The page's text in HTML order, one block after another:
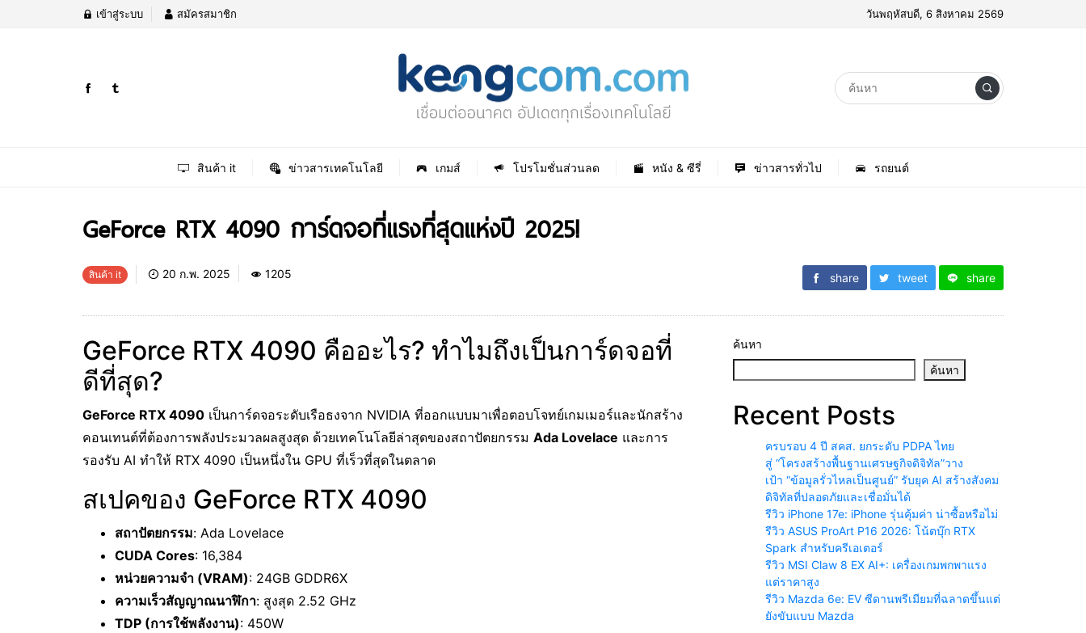
เข้าสู่ระบบ สมัครสมาชิก วันพฤหัสบดี, 6 สิงหาคม 2569
สินค้า it ข่าวสารเทคโนโลยี เกมส์ โปรโมชั่นส่วนลด หนัง & ซีรี่ ข่าวสารทั่วไป รถยนต์
GeForce RTX 4090 การ์ดจอที่แรงที่สุดแห่งปี 2025!
สินค้า it 20 ก.พ. 2025 1205 share tweet share
GeForce RTX 4090 คืออะไร? ทำไมถึงเป็นการ์ดจอที่
ดีที่สุด?
GeForce RTX 4090 เป็นการ์ดจอระดับเรือธงจาก NVIDIA ที่ออกแบบมาเพื่อตอบโจทย์เกมเมอร์และนักสร้าง
คอนเทนต์ที่ต้องการพลังประมวลผลสูงสุด ด้วยเทคโนโลยีล่าสุดของสถาปัตยกรรม Ada Lovelace และการ
รองรับ AI ทำให้ RTX 4090 เป็นหนึ่งใน GPU ที่เร็วที่สุดในตลาด
สเปคของ GeForce RTX 4090
สถาปัตยกรรม: Ada Lovelace
CUDA Cores: 16,384
หน่วยความจำ (VRAM): 24GB GDDR6X
ความเร็วสัญญาณนาฬิกา: สูงสุด 2.52 GHz
TDP (การใช้พลังงาน): 450W
ค้นหา
ค้นหา
Recent Posts
ครบรอบ 4 ปี สคส. ยกระดับ PDPA ไทย
สู่ “โครงสร้างพื้นฐานเศรษฐกิจดิจิทัล”วาง
เป้า “ข้อมูลรั่วไหลเป็นศูนย์” รับยุค AI สร้างสังคม
ดิจิทัลที่ปลอดภัยและเชื่อมั่นได้
รีวิว iPhone 17e: iPhone รุ่นคุ้มค่า น่าซื้อหรือไม่
รีวิว ASUS ProArt P16 2026: โน้ตบุ๊ก RTX
Spark สำหรับครีเอเตอร์
รีวิว MSI Claw 8 EX AI+: เครื่องเกมพกพาแรง
แต่ราคาสูง
รีวิว Mazda 6e: EV ซีดานพรีเมียมที่ฉลาดขึ้นแต่
ยังขับแบบ Mazda